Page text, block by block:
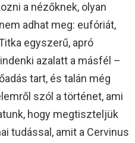
a nézőknek, olyan
adhat meg: eufóriát,
egyszerű, apró
azalatt a másfél –
tart, és talán még
szól a történet, ami
hogy megtiszteljük
tudással, amit a Cervinus